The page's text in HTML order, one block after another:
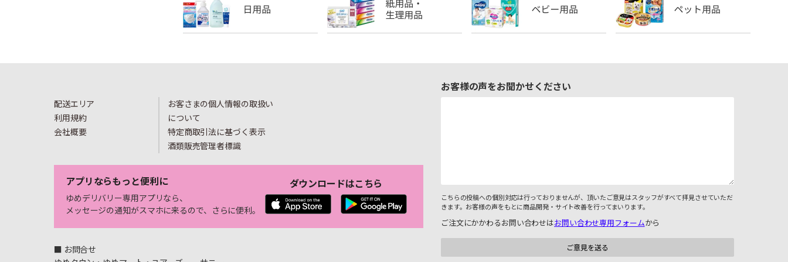
配送エリア
利用規約
会社概要
お客さまの個人情報の取扱い
について
特定商取引法に基づく表示
酒類販売管理者標識
アプリならもっと便利に
ゆめデリバリー専用アプリなら、
メッセージの通知がスマホに来るので、さらに便利。
ダウンロードはこちら
■ お問合せ
お客様の声をお聞かせください
こちらの投稿への個別対応は行っておりませんが、頂いたご意見はスタッフがすべて拝見させていただ
きます。お客様の声をもとに商品開発・サイト改善を行ってまいります。
ご注文にかかわるお問い合わせはお問い合わせ専用フォームから